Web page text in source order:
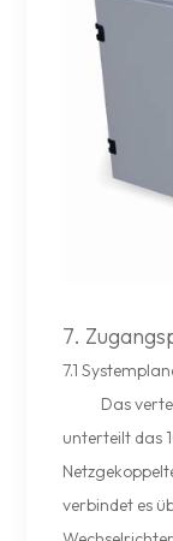
7.
7.1
Das
unterteilt das
verbindet es